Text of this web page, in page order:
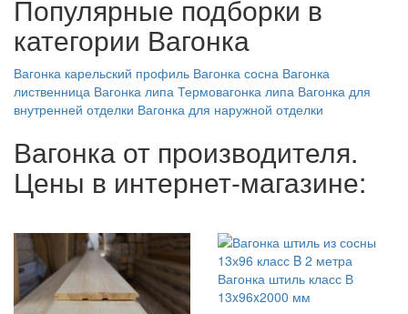
Популярные подборки в
категории Вагонка
Вагонка карельский профиль Вагонка сосна Вагонка
лиственница Вагонка липа Термовагонка липа Вагонка для
внутренней отделки Вагонка для наружной отделки
Вагонка от производителя.
Цены в интернет-магазине:
Вагонка штиль класс В
13x96x2000 мм